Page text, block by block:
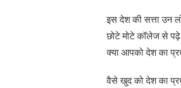
इस देश की सत्ता उन
छोटे मोटे कॉलेज से पढ़े
क्या आपको देश का
वैसे खुद को देश का